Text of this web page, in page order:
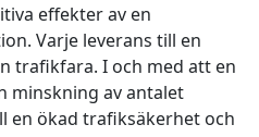
effekter av en
Varje leverans till en
trafikfara. I och med att en
minskning av antalet
en ökad trafiksäkerhet och